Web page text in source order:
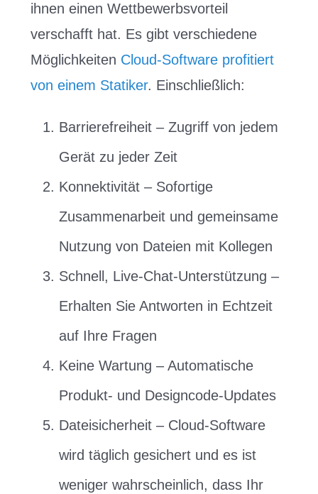
ihnen einen Wettbewerbsvorteil
verschafft hat. Es gibt verschiedene
Möglichkeiten Cloud-Software profitiert
von einem Statiker. Einschließlich:
Barrierefreiheit – Zugriff von jedem
Gerät zu jeder Zeit
Konnektivität – Sofortige
Zusammenarbeit und gemeinsame
Nutzung von Dateien mit Kollegen
Schnell, Live-Chat-Unterstützung –
Erhalten Sie Antworten in Echtzeit
auf Ihre Fragen
Keine Wartung – Automatische
Produkt- und Designcode-Updates
Dateisicherheit – Cloud-Software
wird täglich gesichert und es ist
weniger wahrscheinlich, dass Ihr